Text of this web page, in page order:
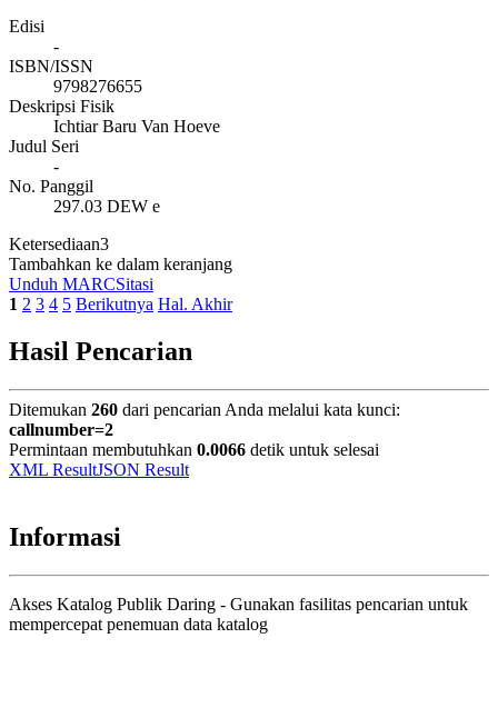
Edisi
-
ISBN/ISSN
9798276655
Deskripsi Fisik
Ichtiar Baru Van Hoeve
Judul Seri
-
No. Panggil
297.03 DEW e
Ketersediaan3
Tambahkan ke dalam keranjang
Unduh MARCSitasi
1 2 3 4 5 Berikutnya Hal. Akhir
Hasil Pencarian
Ditemukan 260 dari pencarian Anda melalui kata kunci:
callnumber=2
Permintaan membutuhkan 0.0066 detik untuk selesai
XML ResultJSON Result
Informasi
Akses Katalog Publik Daring - Gunakan fasilitas pencarian untuk
mempercepat penemuan data katalog